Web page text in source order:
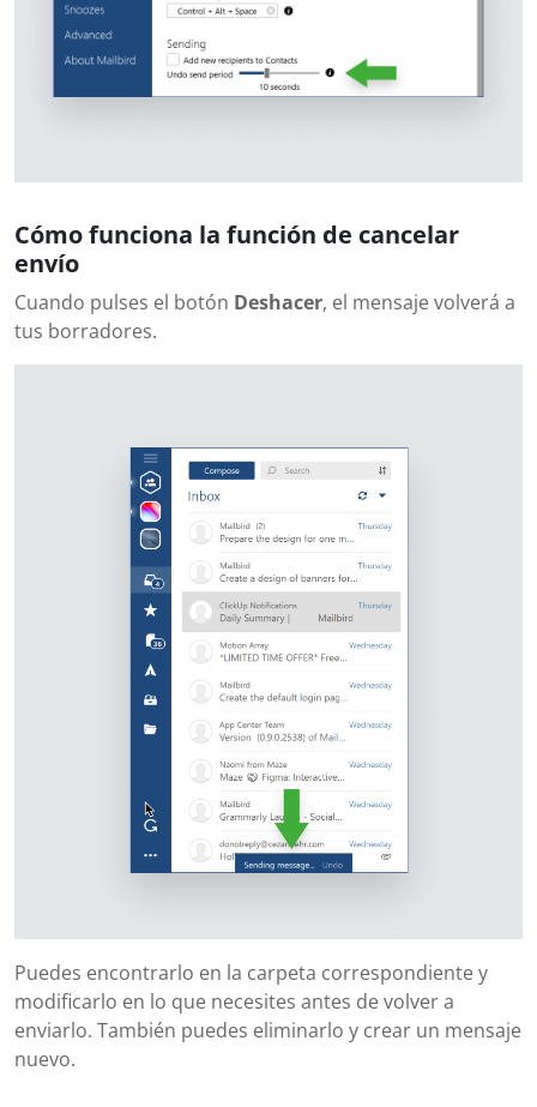
Cómo funciona la función de cancelar
envío
Cuando pulses el botón Deshacer, el mensaje volverá a
tus borradores.
Puedes encontrarlo en la carpeta correspondiente y
modificarlo en lo que necesites antes de volver a
enviarlo. También puedes eliminarlo y crear un mensaje
nuevo.